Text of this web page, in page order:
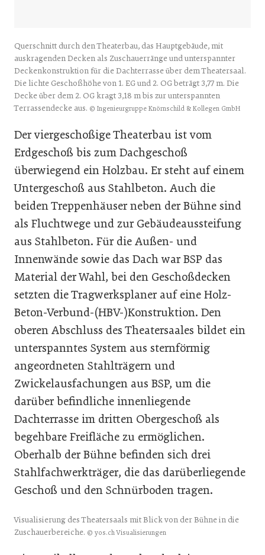
Querschnitt durch den Theaterbau, das Hauptgebäude, mit
auskragenden Decken als Zuschauerränge und unterspannter
Deckenkonstruktion für die Dachterrasse über dem Theatersaal.
Die lichte Geschoßhöhe von 1. EG und 2. OG beträgt 3,77 m. Die
Decke über dem 2. OG kragt 3,18 m bis zur unterspannten
Terrassendecke aus. © Ingenieurgruppe Knörnschild & Kollegen GmbH
Der viergeschoßige Theaterbau ist vom
Erdgeschoß bis zum Dachgeschoß
überwiegend ein Holzbau. Er steht auf einem
Untergeschoß aus Stahlbeton. Auch die
beiden Treppenhäuser neben der Bühne sind
als Fluchtwege und zur Gebäudeaussteifung
aus Stahlbeton. Für die Außen- und
Innenwände sowie das Dach war BSP das
Material der Wahl, bei den Geschoßdecken
setzten die Tragwerksplaner auf eine Holz-
Beton-Verbund-(HBV-)Konstruktion. Den
oberen Abschluss des Theatersaales bildet ein
unterspanntes System aus sternförmig
angeordneten Stahlträgern und
Zwickelausfachungen aus BSP, um die
darüber befindliche innenliegende
Dachterrasse im dritten Obergeschoß als
begehbare Freiﬂäche zu ermöglichen.
Oberhalb der Bühne befinden sich drei
Stahlfachwerkträger, die das darüberliegende
Geschoß und den Schnürboden tragen.
Visualisierung des Theatersaals mit Blick von der Bühne in die
Zuschauerbereiche. © yos.ch Visualisierungen